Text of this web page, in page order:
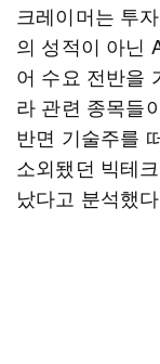
크레이머는 투
의 성적이 아닌
어 수요 전반을
라 관련 종목들
반면 기술주를
소외됐던 빅테
났다고 분석했